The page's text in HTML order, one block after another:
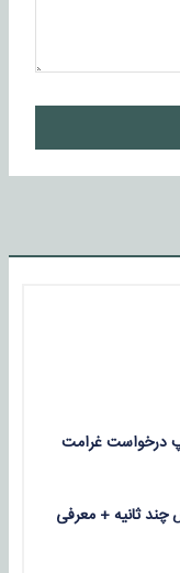
درخواست غرامت
چند ثانیه + معرفی